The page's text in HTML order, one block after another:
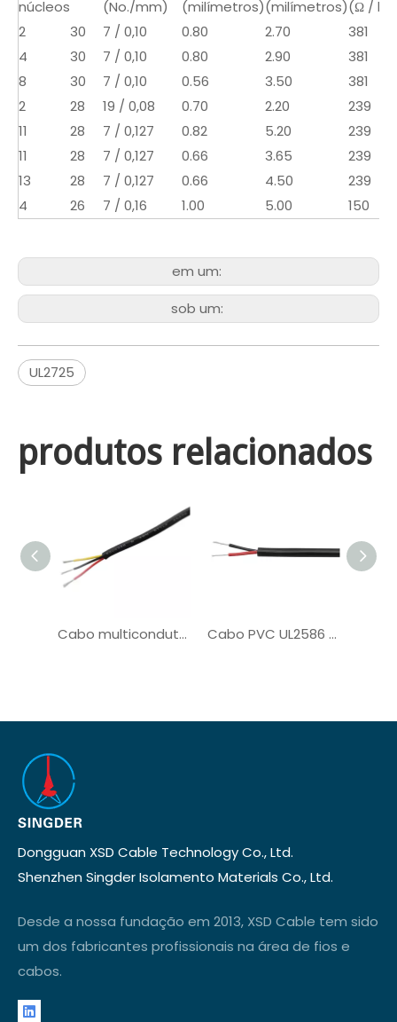
(Ω /
núcleos (No./mm) (milímetros)(milímetros)
2
30 7 / 0,10 0.80 2.70
381
4
30 7 / 0,10 0.80 2.90
381
8
30 7 / 0,10 0.56 3.50
381
2
28 19 / 0,08 0.70 2.20
239
11
28 7 / 0,127 0.82 5.20
239
11
28 7 / 0,127 0.66 3.65
239
13
28 7 / 0,127 0.66 4.50
239
4
26 7 / 0,16 1.00 5.00 150
em um:
sob um:
UL2725
produtos relacionados
Cabo multicondutor UL20276 para cabo de computador Cabo PVC UL2586 para sistema solar
Dongguan XSD Cable Technology Co., Ltd.
Shenzhen Singder Isolamento Materials Co., Ltd.
Desde a nossa fundação em 2013, XSD Cable tem sido
um dos fabricantes profissionais na área de fios e
cabos.